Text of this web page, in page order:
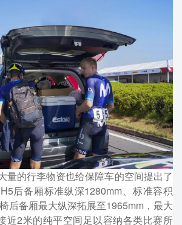
量的行李物资也给保障车的空间提出了
后备厢标准纵深1280mm、标准容积
后备厢最大纵深拓展至1965mm，最大
近2米的纯平空间足以容纳各类比赛所